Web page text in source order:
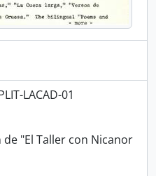
LACAD-01
"El Taller con Nicanor